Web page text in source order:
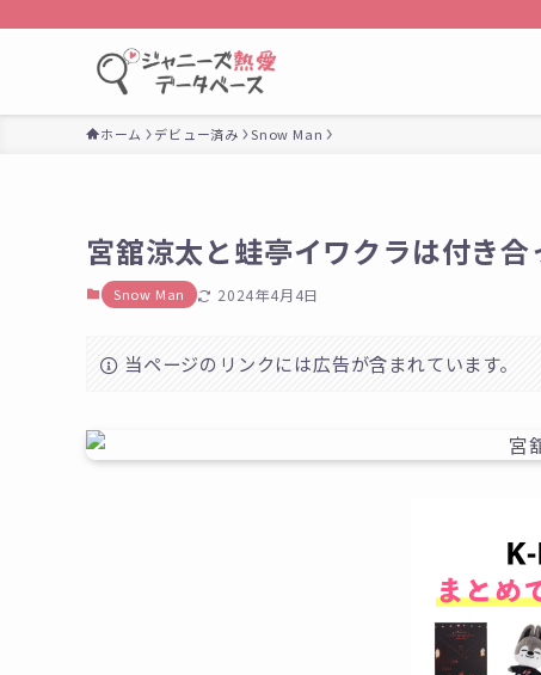
ホーム デビュー済み Snow Man
宮舘涼太と蛙亭イワクラは付き
Snow Man 2024年4月4日
当ページのリンクには広告が含まれています。